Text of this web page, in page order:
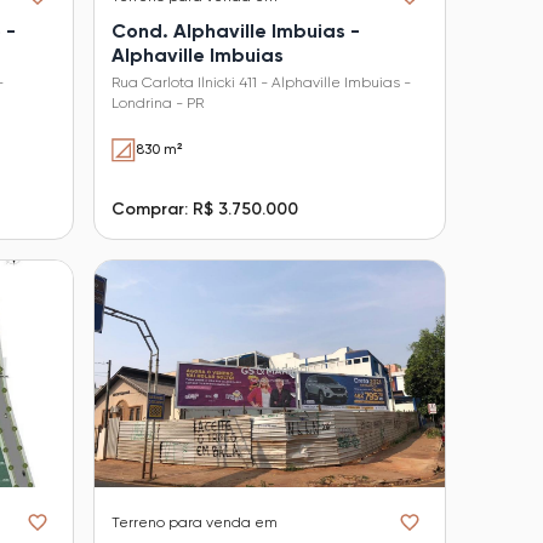
-
Cond. Alphaville Imbuias -
Alphaville Imbuias
Rua Carlota Ilnicki 411 - Alphaville Imbuias -
Londrina - PR
830 m²
Comprar: R$ 3.750.000
Terreno para venda em